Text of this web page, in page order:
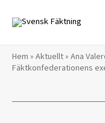
innehåll
Hem » Aktuellt» Ana
Fäktkonfederationens